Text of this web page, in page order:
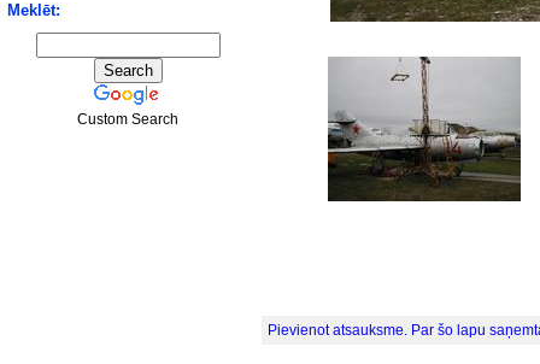
Meklēt:
Custom Search
Pievienot atsauksme. Par šo lapu